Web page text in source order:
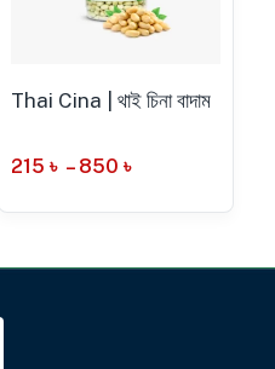
Thai Cina | থাই চিনা বাদাম
215 ৳ – 850 ৳